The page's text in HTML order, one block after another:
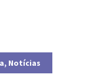
, Notícias